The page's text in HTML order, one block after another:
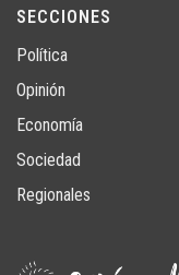
SECCIONES
Política
Opinión
Economía
Sociedad
Regionales